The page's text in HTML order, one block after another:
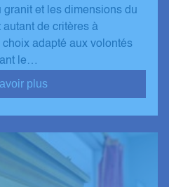
granit et les dimensions du
de critères à
adapté aux volontés
le…
plus